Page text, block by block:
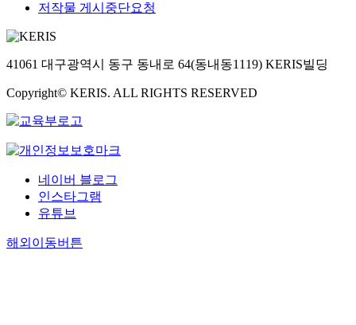
저작물 게시중단요청
41061 대구광역시 동구 동내로 64(동내동1119) KERIS빌딩
Copyright© KERIS. ALL RIGHTS RESERVED
네이버 블로그
인스타그램
유튜브
해외이동버튼